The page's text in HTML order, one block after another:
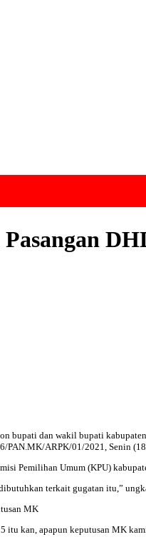
bupati dan wakil bupati
PAN.MK/ARPK/01/2021, Senin
Pemilihan Umum (KPU)
terkait gugatan itu,”
MK
kan, apapun keputusan MK